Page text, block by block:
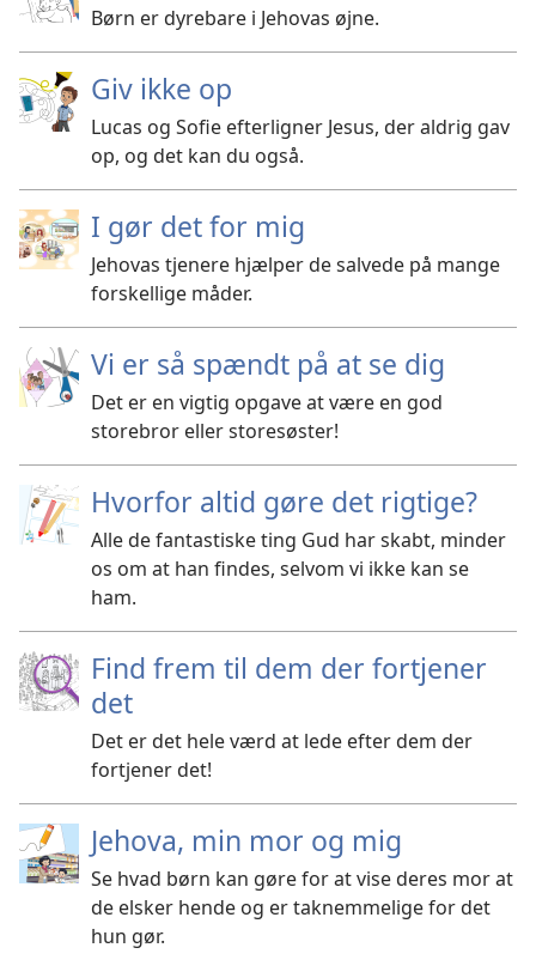
Børn er dyrebare i Jehovas øjne.
Giv ikke op
Lucas og Sofie efterligner Jesus, der aldrig gav
op, og det kan du også.
I gør det for mig
Jehovas tjenere hjælper de salvede på mange
forskellige måder.
Vi er så spændt på at se dig
Det er en vigtig opgave at være en god
storebror eller storesøster!
Hvorfor altid gøre det rigtige?
Alle de fantastiske ting Gud har skabt, minder
os om at han findes, selvom vi ikke kan se
ham.
Find frem til dem der fortjener
det
Det er det hele værd at lede efter dem der
fortjener det!
Jehova, min mor og mig
Se hvad børn kan gøre for at vise deres mor at
de elsker hende og er taknemmelige for det
hun gør.